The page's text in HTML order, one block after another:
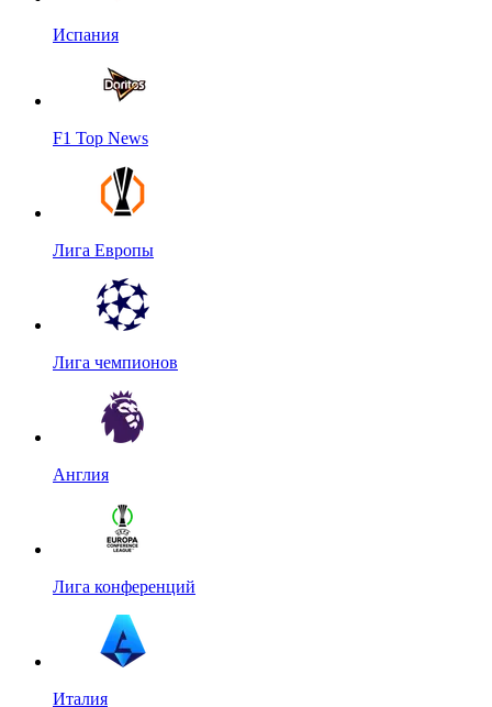
Испания
F1 Top News
Лига Европы
Лига чемпионов
Англия
Лига конференций
Италия